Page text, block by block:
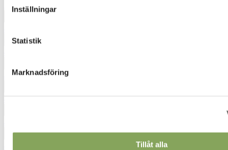
Inställningar
Statistik
Marknadsföring
Tillåt alla
3932
4321